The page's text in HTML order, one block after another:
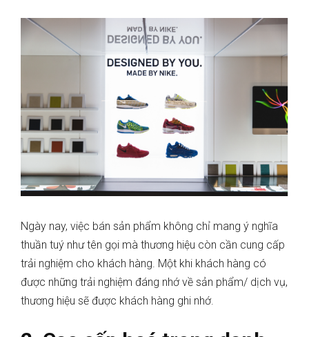
Ngày nay, việc bán sản phẩm không chỉ mang ý nghĩa
thuần tuý như tên gọi mà thương hiệu còn cần cung cấp
trải nghiệm cho khách hàng. Một khi khách hàng có
được những trải nghiệm đáng nhớ về sản phẩm/ dịch vụ,
thương hiệu sẽ được khách hàng ghi nhớ.